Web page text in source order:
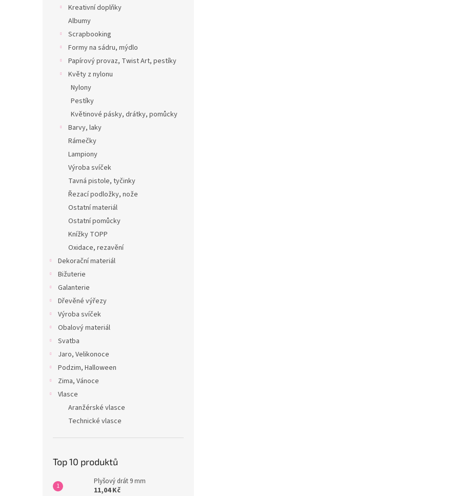
Kreativní doplňky
Albumy
Scrapbooking
Formy na sádru, mýdlo
Papírový provaz, Twist Art, pestíky
Květy z nylonu
Nylony
Pestíky
Květinové pásky, drátky, pomůcky
Barvy, laky
Rámečky
Lampiony
Výroba svíček
Tavná pistole, tyčinky
Řezací podložky, nože
Ostatní materiál
Ostatní pomůcky
Knížky TOPP
Oxidace, rezavění
Dekorační materiál
Bižuterie
Galanterie
Dřevěné výřezy
Výroba svíček
Obalový materiál
Svatba
Jaro, Velikonoce
Podzim, Halloween
Zima, Vánoce
Vlasce
Aranžérské vlasce
Technické vlasce
Top 10 produktů
Plyšový drát 9 mm
11,04 Kč